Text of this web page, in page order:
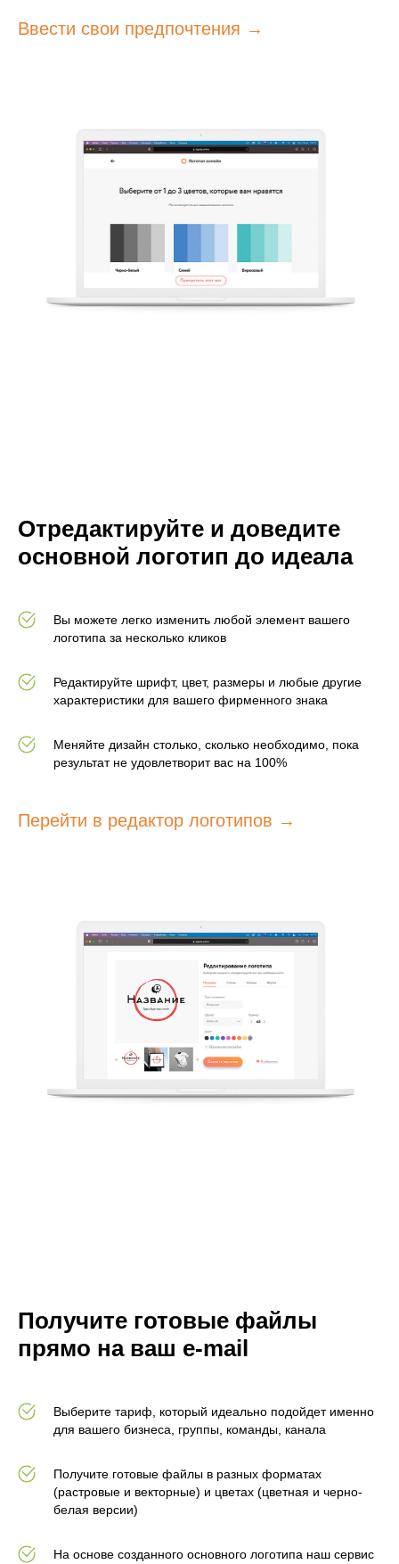
Ввести свои предпочтения
Отредактируйте и доведите
основной логотип до идеала
Вы можете легко изменить любой элемент вашего
логотипа за несколько кликов
Редактируйте шрифт, цвет, размеры и любые другие
характеристики для вашего фирменного знака
Меняйте дизайн столько, сколько необходимо, пока
результат не удовлетворит вас на 100%
Перейти в редактор логотипов
Получите готовые файлы
прямо на ваш e-mail
Выберите тариф, который идеально подойдет именно
для вашего бизнеса, группы, команды, канала
Получите готовые файлы в разных форматах
(растровые и векторные) и цветах (цветная и черно-
белая версии)
На основе созданного основного логотипа наш сервис